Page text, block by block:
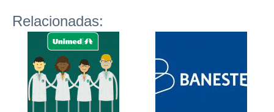
Relacionadas: